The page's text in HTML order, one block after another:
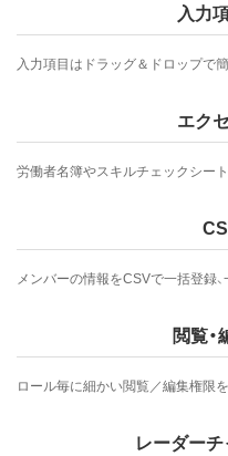
入力
入力項目はドラッグ＆ドロップで
エク
労働者名簿やスキルチェックシー
メンバーの情報をCSVで一括登録
閲覧
ロール毎に細かい閲覧／編集権限
レーダー